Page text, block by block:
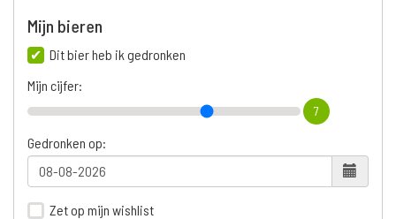
Mijn bieren
Dit bier heb ik gedronken
Mijn cijfer:
7
Gedronken op:
Zet op mijn wishlist